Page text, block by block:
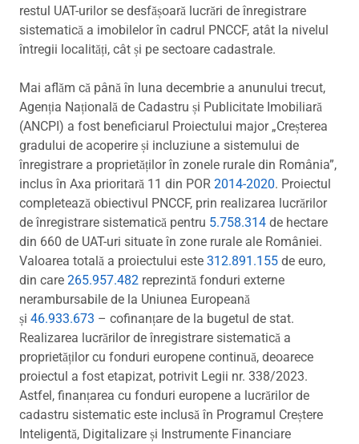
restul UAT-urilor se desfășoară lucrări de înregistrare
sistematică a imobilelor în cadrul PNCCF, atât la nivelul
întregii localități, cât și pe sectoare cadastrale.
Mai aflăm că până în luna decembrie a anunului trecut,
Agenția Națională de Cadastru și Publicitate Imobiliară
(ANCPI) a fost beneficiarul Proiectului major „Creșterea
gradului de acoperire și incluziune a sistemului de
înregistrare a proprietăților în zonele rurale din România”,
inclus în Axa prioritară 11 din POR 2014-2020. Proiectul
completează obiectivul PNCCF, prin realizarea lucrărilor
de înregistrare sistematică pentru 5.758.314 de hectare
din 660 de UAT-uri situate în zone rurale ale României.
Valoarea totală a proiectului este 312.891.155 de euro,
din care 265.957.482 reprezintă fonduri externe
nerambursabile de la Uniunea Europeană
și 46.933.673 – cofinanțare de la bugetul de stat.
Realizarea lucrărilor de înregistrare sistematică a
proprietăților cu fonduri europene continuă, deoarece
proiectul a fost etapizat, potrivit Legii nr. 338/2023.
Astfel, finanțarea cu fonduri europene a lucrărilor de
cadastru sistematic este inclusă în Programul Creștere
Inteligentă, Digitalizare și Instrumente Financiare